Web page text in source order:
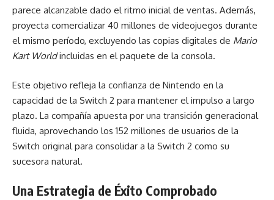
parece alcanzable dado el ritmo inicial de ventas. Además,
proyecta comercializar 40 millones de videojuegos durante
el mismo período, excluyendo las copias digitales de Mario
Kart Worldincluidas en el paquete de la consola.
Este objetivo refleja la confianza de Nintendo en la
capacidad de la Switch 2 para mantener el impulso a largo
plazo. La compañía apuesta por una transición generacional
fluida, aprovechando los 152 millones de usuarios de la
Switch original para consolidar a la Switch 2 como su
sucesora natural.
Una Estrategia de Éxito Comprobado